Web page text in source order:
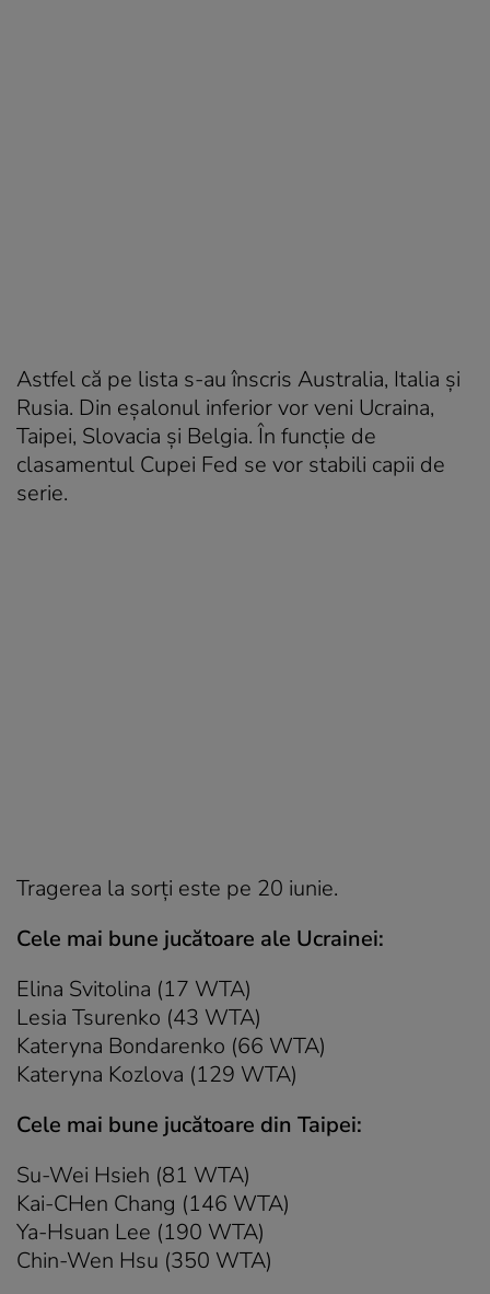
Astfel că pe lista s-au înscris Australia, Italia și
Rusia. Din eșalonul inferior vor veni Ucraina,
Taipei, Slovacia și Belgia. În funcție de
clasamentul Cupei Fed se vor stabili capii de
serie.
Tragerea la sorți este pe 20 iunie.
Cele mai bune jucătoare ale Ucrainei:
Elina Svitolina (17 WTA)
Lesia Tsurenko (43 WTA)
Kateryna Bondarenko (66 WTA)
Kateryna Kozlova (129 WTA)
Cele mai bune jucătoare din Taipei:
Su-Wei Hsieh (81 WTA)
Kai-CHen Chang (146 WTA)
Ya-Hsuan Lee (190 WTA)
Chin-Wen Hsu (350 WTA)